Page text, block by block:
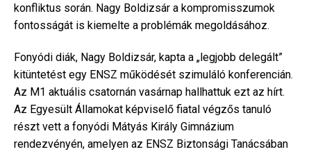
konfliktus során. Nagy Boldizsár a kompromisszumok
fontosságát is kiemelte a problémák megoldásához.
Fonyódi diák, Nagy Boldizsár, kapta a „legjobb delegált”
kitüntetést egy ENSZ működését szimuláló konferencián.
Az M1 aktuális csatornán vasárnap hallhattuk ezt az hírt.
Az Egyesült Államokat képviselő fiatal végzős tanuló
részt vett a fonyódi Mátyás Király Gimnázium
rendezvényén, amelyen az ENSZ Biztonsági Tanácsában